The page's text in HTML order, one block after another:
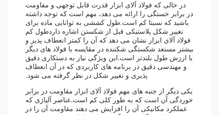
در حالی که فولاد آلای ابزار قدرت قابل توجهی و مقاومت
در برابر خستگی را ارائه می دهد، مهم است که توجه داشته
باشید که نسبتا کم است.طول کششی به توانایی ماده برای
تغییر شکل پلاستیکی قبل از شکستن اشاره داردطول کم
فولاد آلای ابزار نشان می دهد که آن را کمتر انعطاف پذیر و
بیشتر مستعد شکستگی شکننده در مقایسه با فولاد های دیگر
با ارزش طول بلندتر است.این ویژگی نیاز به دستکاری دقیق
و مهندسی دقیق در برنامه های کاربردی که در آن انعطاف
پذیری و تغییر شکل در نظر گرفته می شود.
یکی دیگر از جنبه های مهم فولاد آلای ابزار مقاومت در برابر
خوردگی آن است که به طور کلی کم است.عناصر آلیاژی که
عملکرد مکانیکی آن را افزایش می دهند مقاومت آن را در